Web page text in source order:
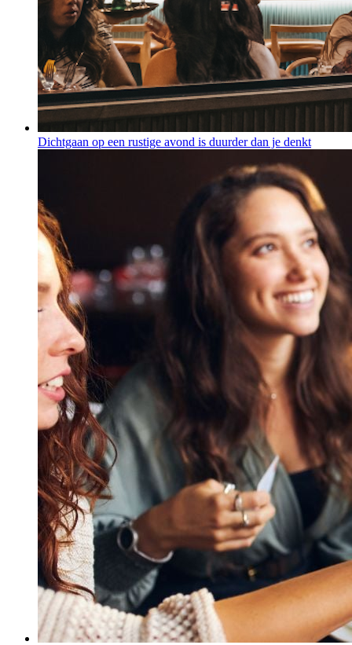
Dichtgaan op een rustige avond is duurder dan je denkt